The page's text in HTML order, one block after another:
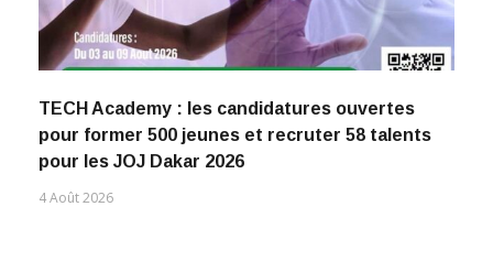
TECH Academy : les candidatures ouvertes
pour former 500 jeunes et recruter 58 talents
pour les JOJ Dakar 2026
4 Août 2026